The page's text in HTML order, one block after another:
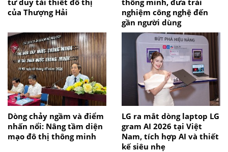
của Thượng Hải
nghiệm công nghệ đến
gần người dùng
Dòng chảy ngầm và điểm
nhấn nổi: Nâng tầm diện
mạo đô thị thông minh
LG ra mắt dòng laptop LG
gram AI 2026 tại Việt
Nam, tích hợp AI và thiết
kế siêu nhẹ